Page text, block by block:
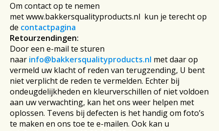
Om contact op te nemen
metwww.bakkersqualityproducts.nl kun je terecht op
de contactpagina
Retourzendingen:
Door een e-mail te sturen
naar info@bakkersqualityproducts.nl met daar op
vermeld uw klacht of reden van terugzending, U bent
niet verplicht de reden te vermelden. Echter bij
ondeugdelijkheden en kleurverschillen of niet voldoen
aan uw verwachting, kan het ons weer helpen met
oplossen. Tevens bij defecten is het handig om foto’s
te maken en ons toe te e-mailen. Ook kan u